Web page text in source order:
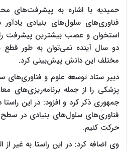
حمیدیه با اشاره به پیشرفت‌های
فناوری‌های سلول‌های بنیادی
استخوان و عصب بیشترین پیشرفت را
دو سال آینده نمی‌توان به طور
مختلف این دانش پیش‌بینی کرد.
دبیر ستاد توسعه علوم و فناوری‌های
پزشکی را از جمله برنامه‌ریزی‌های
جمهوری ذکر کرد و افزود: در این
فناوری‌های سلول‌های بنیادی در
حرکت کنیم.
وی اضافه کرد: در این راستا به غیر از